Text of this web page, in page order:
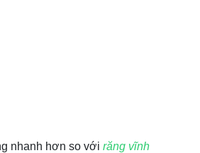
nhanh hơn so với răng vĩnh